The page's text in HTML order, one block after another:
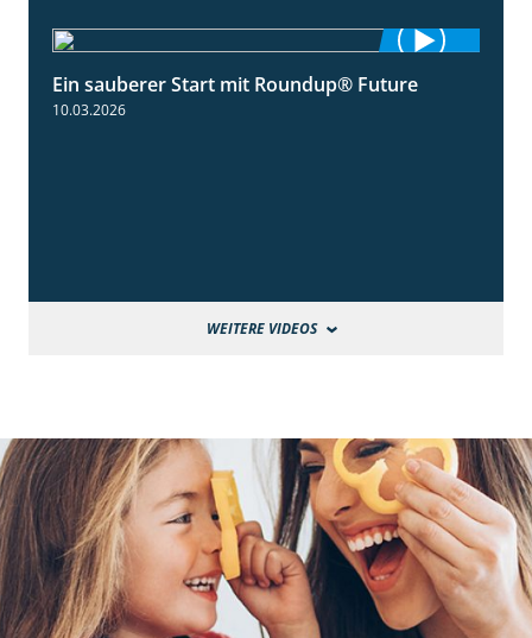
2:01
Ein sauberer Start mit Roundup® Future
10.03.2026
WEITERE VIDEOS